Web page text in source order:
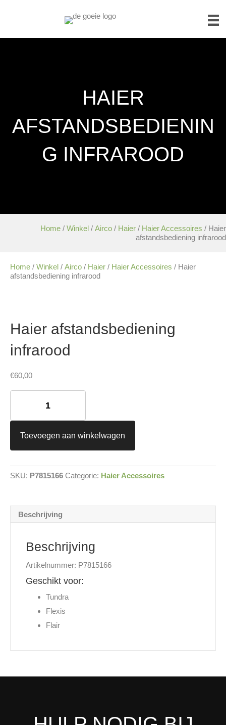
HAIER
AFSTANDSBEDIENIN
G INFRAROOD
Home / Winkel / Airco / Haier / Haier Accessoires / Haier
afstandsbediening infrarood
Home / Winkel / Airco / Haier / Haier Accessoires / Haier
afstandsbediening infrarood
Haier afstandsbediening
infrarood
€60,00
Haier
afstandsbediening
aantal
Toevoegen aan winkelwagen
SKU: P7815166 Categorie: Haier Accessoires
Beschrijving
Beschrijving
Artikelnummer: P7815166
Geschikt voor:
Tundra
Flexis
Flair